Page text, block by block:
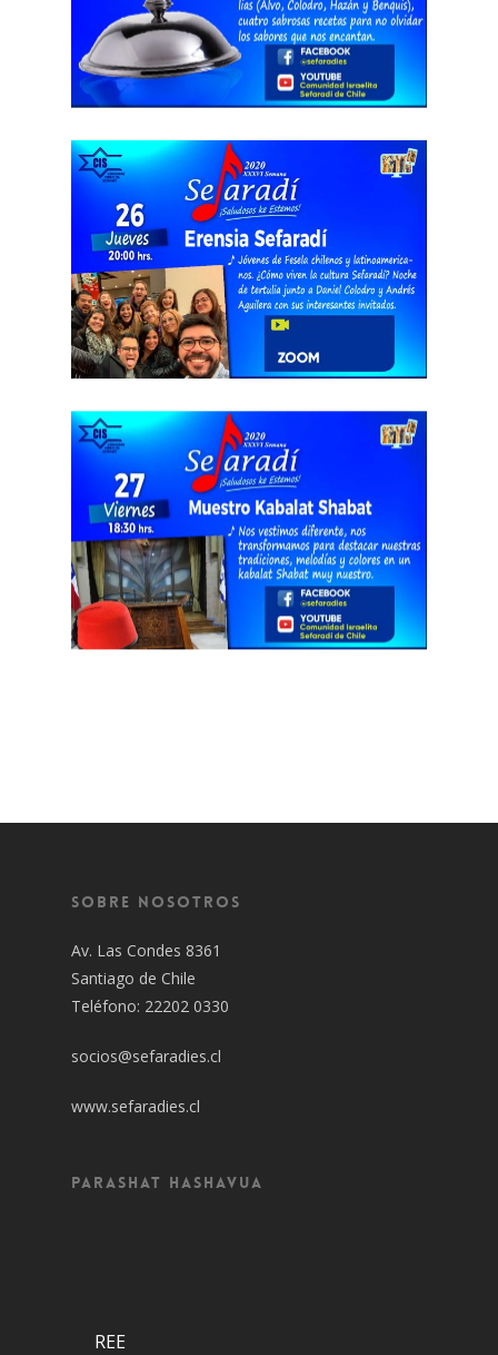
Sobre Nosotros
Av. Las Condes 8361
Santiago de Chile
Teléfono: 22202 0330
socios@sefaradies.cl
www.sefaradies.cl
Parashat Hashavua
REE